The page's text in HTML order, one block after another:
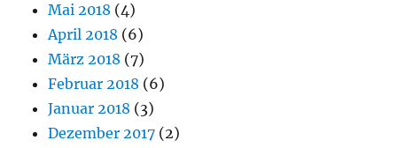
Mai 2018 (4)
April 2018 (6)
März 2018 (7)
Februar 2018 (6)
Januar 2018 (3)
Dezember 2017 (2)